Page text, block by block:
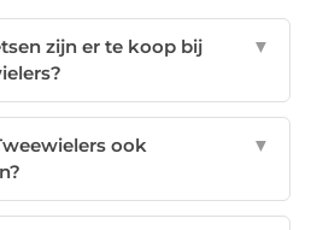
zijn er te koop bij
▼
ook
▼